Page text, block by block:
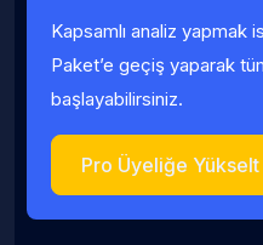
Kapsamlı analiz yapmak
Paket’e geçiş yaparak
başlayabilirsiniz.
Pro Üyeliğe Yükselt